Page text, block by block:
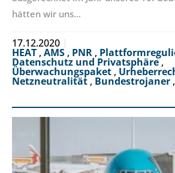
hätten wir uns…
17.12.2020
HEAT , AMS , PNR ,
Datenschutz und Privatsphäre,
Überwachungspaket ,
Netzneutralität , Bundestrojaner ,